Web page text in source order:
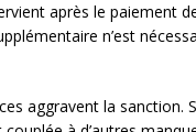
après le paiement
n’est
aggravent la sanction.